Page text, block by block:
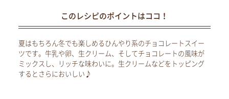
このレシピのポイントはココ！
夏はもちろん冬でも楽しめるひんやり系のチョコレートスイー
ツです。牛乳や卵、生クリーム、そしてチョコレートの風味が
ミックスし、リッチな味わいに。生クリームなどをトッピング
するとさらにおいしい♪